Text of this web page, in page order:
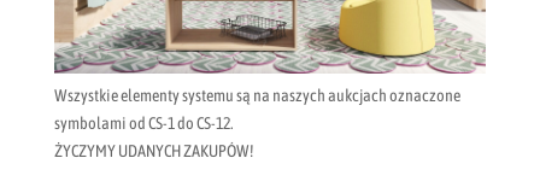
Wszystkie elementy systemu są na naszych aukcjach oznaczone
symbolami od CS-1 do CS-12.
ŻYCZYMY UDANYCH ZAKUPÓW!